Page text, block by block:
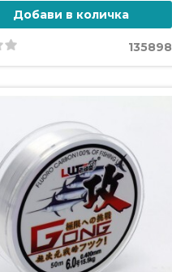
Добави в количка
135898